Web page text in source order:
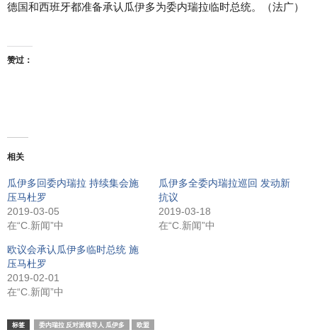
德国和西班牙都准备承认瓜伊多为委内瑞拉临时总统。（法广）
赞过：
相关
瓜伊多回委内瑞拉 持续集会施
压马杜罗
2019-03-05
在“C.新闻”中
瓜伊多全委内瑞拉巡回 发动新
抗议
2019-03-18
在“C.新闻”中
欧议会承认瓜伊多临时总统 施
压马杜罗
2019-02-01
在“C.新闻”中
标签 委内瑞拉 反对派领导人 瓜伊多 欧盟